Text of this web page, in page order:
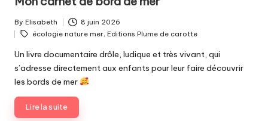
Posted
by
By Elisabeth 8 juin 2026
Tags:
écologie nature mer, Editions Plume de carotte
Un livre documentaire drôle, ludique et très vivant, qui
s’adresse directement aux enfants pour leur faire découvrir
les bords de mer
Lire la suite